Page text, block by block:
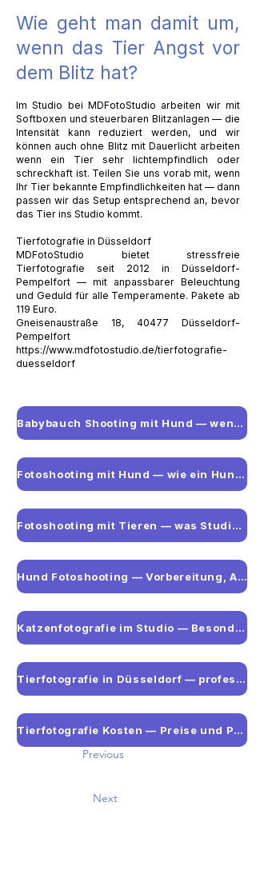
Wie geht man damit um,
wenn das Tier Angst vor
dem Blitz hat?
Im Studio bei MDFotoStudio arbeiten wir mit
Softboxen und steuerbaren Blitzanlagen — die
Intensität kann reduziert werden, und wir
können auch ohne Blitz mit Dauerlicht arbeiten
wenn ein Tier sehr lichtempfindlich oder
schreckhaft ist. Teilen Sie uns vorab mit, wenn
Ihr Tier bekannte Empfindlichkeiten hat — dann
passen wir das Setup entsprechend an, bevor
das Tier ins Studio kommt.
Tierfotografie in Düsseldorf
MDFotoStudio bietet stressfreie
Tierfotografie seit 2012 in Düsseldorf-
Pempelfort — mit anpassbarer Beleuchtung
und Geduld für alle Temperamente. Pakete ab
119 Euro.
Gneisenaustraße 18, 40477 Düsseldorf-
Pempelfort
https://www.mdfotostudio.de/tierfotografie-
duesseldorf
Babybauch Shooting mit Hund — wenn das Haustier mit aufs Foto soll
Fotoshooting mit Hund — wie ein Hundeshooting wirklich funktioniert
Fotoshooting mit Tieren — was Studio-Tierfotografie ausmacht
Hund Fotoshooting — Vorbereitung, Ablauf und Tipps
Katzenfotografie im Studio — Besonderheiten und Tipps
Tierfotografie in Düsseldorf — professionelles Studio für Haustiere
Tierfotografie Kosten — Preise und Pakete im Überblick
Previous
Next